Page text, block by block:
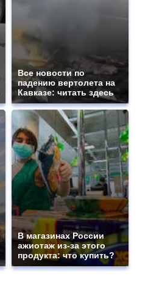
Все новости по
падению вертолета на
Кавказе: читать здесь
В магазинах России
ажиотаж из-за этого
продукта: что купить?